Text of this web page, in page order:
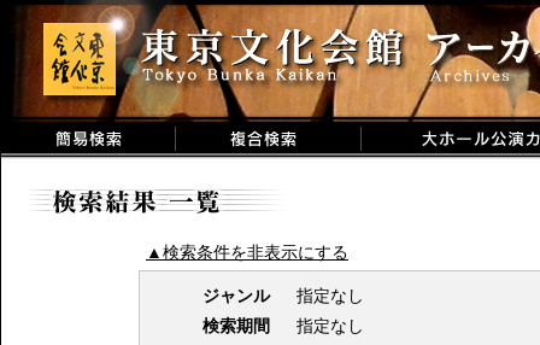
▲検索条件を非表示にする
ジャンル
指定なし
検索期間
指定なし